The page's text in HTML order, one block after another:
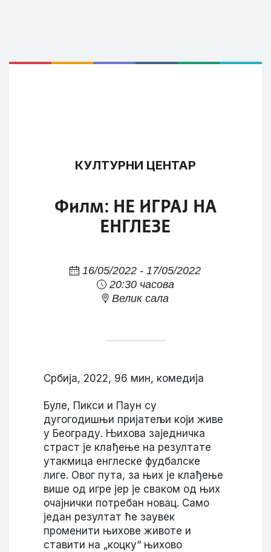
КУЛТУРНИ ЦЕНТАР
Филм: НЕ ИГРАЈ НА
ЕНГЛЕЗЕ
16/05/2022 - 17/05/2022
20:30 часова
Велик сала
Србија, 2022, 96 мин, комедија
Буле, Пикси и Паун су
дугогодишњи пријатељи који живе
у Београду. Њихова заједничка
страст је клађење на резултате
утакмица енглеске фудбалске
лиге. Овог пута, за њих је клађење
више од игре јер је сваком од њих
очајнички потребан новац. Само
један резултат ће заувек
променити њихове животе и
ставити на „коцку“ њихово